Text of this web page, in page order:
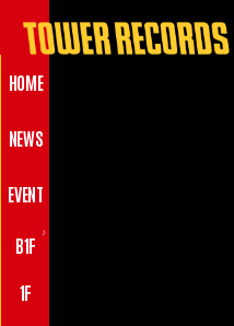
HOME
NEWS
EVENT
B1F
♪
1F